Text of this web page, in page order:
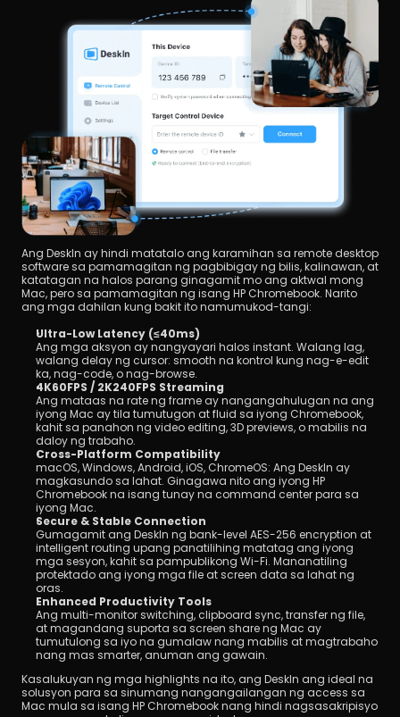
Ang DeskIn ay hindi matatalo ang karamihan sa remote desktop
software sa pamamagitan ng pagbibigay ng bilis, kalinawan, at
katatagan na halos parang ginagamit mo ang aktwal mong
Mac, pero sa pamamagitan ng isang HP Chromebook. Narito
ang mga dahilan kung bakit ito namumukod-tangi:
Ultra-Low Latency (≤40ms)
Ang mga aksyon ay nangyayari halos instant. Walang lag,
walang delay ng cursor: smooth na kontrol kung nag-e-edit
ka, nag-code, o nag-browse.
4K60FPS / 2K240FPS Streaming
Ang mataas na rate ng frame ay nangangahulugan na ang
iyong Mac ay tila tumutugon at fluid sa iyong Chromebook,
kahit sa panahon ng video editing, 3D previews, o mabilis na
daloy ng trabaho.
Cross-Platform Compatibility
macOS, Windows, Android, iOS, ChromeOS: Ang DeskIn ay
magkasundo sa lahat. Ginagawa nito ang iyong HP
Chromebook na isang tunay na command center para sa
iyong Mac.
Secure & Stable Connection
Gumagamit ang DeskIn ng bank-level AES-256 encryption at
intelligent routing upang panatilihing matatag ang iyong
mga sesyon, kahit sa pampublikong Wi-Fi. Mananatiling
protektado ang iyong mga file at screen data sa lahat ng
oras.
Enhanced Productivity Tools
Ang multi-monitor switching, clipboard sync, transfer ng file,
at magandang suporta sa screen share ng Mac ay
tumutulong sa iyo na gumalaw nang mabilis at magtrabaho
nang mas smarter, anuman ang gawain.
Kasalukuyan ng mga highlights na ito, ang DeskIn ang ideal na
solusyon para sa sinumang nangangailangan ng access sa
Mac mula sa isang HP Chromebook nang hindi nagsasakripisyo